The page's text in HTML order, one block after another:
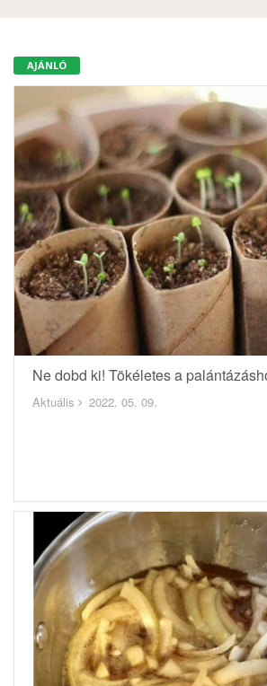
AJÁNLÓ
Ne dobd ki! Tökéletes a
Aktuális 2022. 05. 09.